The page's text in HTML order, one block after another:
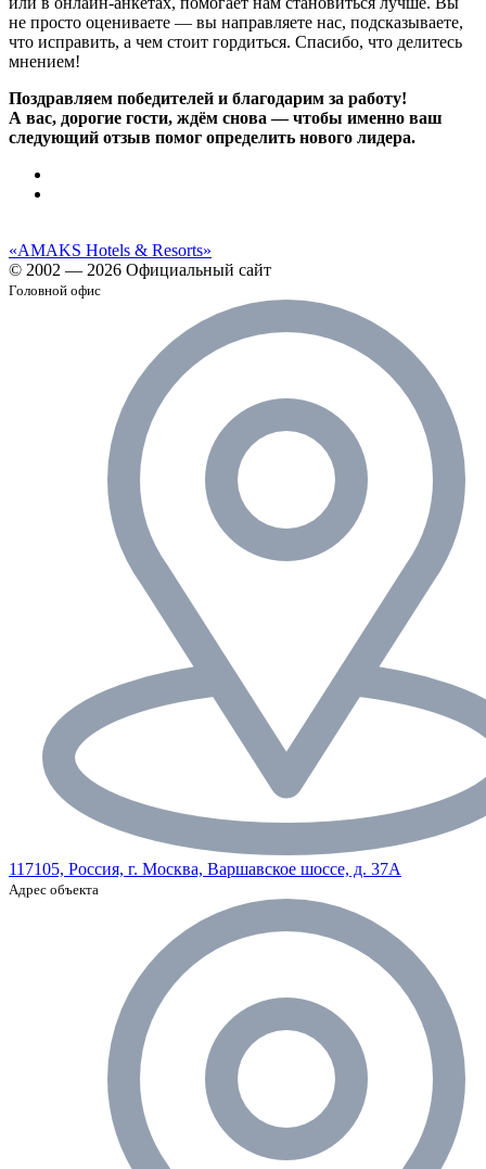
не просто оцениваете — вы направляете нас, подсказываете,
что исправить, а чем стоит гордиться. Спасибо, что делитесь
мнением!
Поздравляем победителей и благодарим за работу!
А вас, дорогие гости, ждём снова — чтобы именно ваш
следующий отзыв помог определить нового лидера.
«AMAKS Hotels & Resorts»
© 2002 — 2026 Официальный сайт
Головной офис
117105, Россия, г. Москва, Варшавское шоссе, д. 37А
Адрес объекта